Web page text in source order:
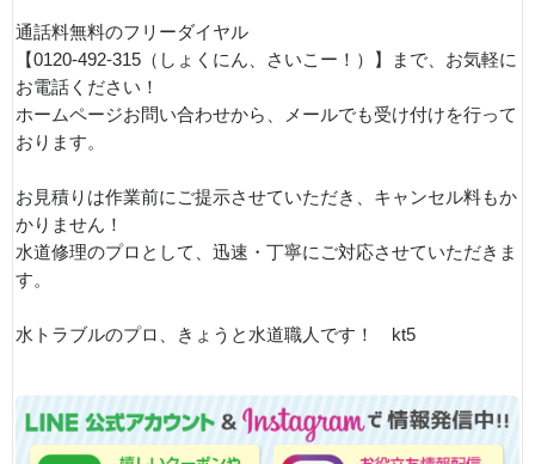
通話料無料のフリーダイヤル
【0120-492-315（しょくにん、さいこー！）】まで、お気軽に
お電話ください！
ホームページお問い合わせから、メールでも受け付けを行って
おります。
お見積りは作業前にご提示させていただき、キャンセル料もか
かりません！
水道修理のプロとして、迅速・丁寧にご対応させていただきま
す。
水トラブルのプロ、きょうと水道職人です！ kt5